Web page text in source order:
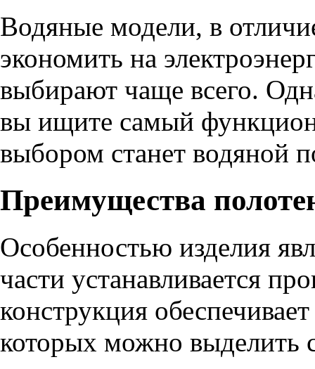
Водяные модели, в
экономить на
выбирают чаще всего.
вы ищите самый
выбором станет водяной
Преимущества
Особенностью изделия
части устанавливается
конструкция
которых можно выделить